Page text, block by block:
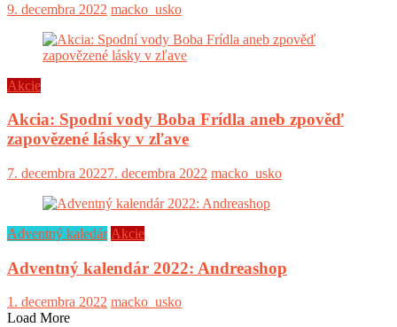
9. decembra 2022 macko_usko
Akcie
Akcia: Spodní vody Boba Frídla aneb zpověď
zapovězené lásky v zľave
7. decembra 20227. decembra 2022 macko_usko
Adventný kaledár Akcie
Adventný kalendár 2022: Andreashop
1. decembra 2022 macko_usko
Load More